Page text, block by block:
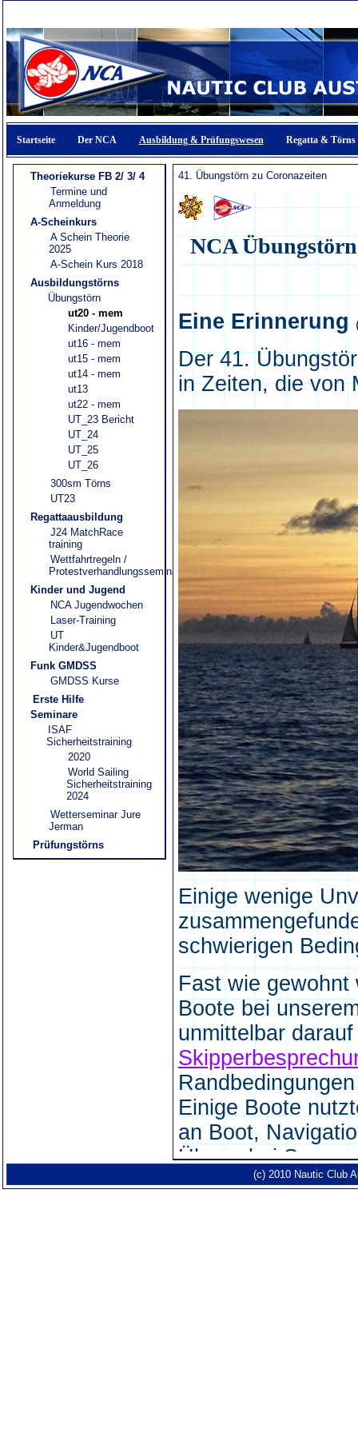
Startseite Der NCA Ausbildung & Prüfungswesen Regatta & Törns
Theoriekurse FB 2/ 3/ 4
Termine und
Anmeldung
A-Scheinkurs
A Schein Theorie
2025
A-Schein Kurs 2018
Ausbildungstörns
Übungstörn
ut20 - mem
Kinder/Jugendboot
ut16 - mem
ut15 - mem
ut14 - mem
ut13
ut22 - mem
UT_23 Bericht
UT_24
UT_25
UT_26
300sm Törns
UT23
Regattaausbildung
J24 MatchRace
training
Wettfahrtregeln /
Protestverhandlungsseminar
Kinder und Jugend
NCA Jugendwochen
Laser-Training
UT
Kinder&Jugendboot
Funk GMDSS
GMDSS Kurse
Erste Hilfe
Seminare
ISAF
Sicherheitstraining
2020
World Sailing
Sicherheitstraining
2024
Wetterseminar Jure
Jerman
Prüfungstörns
41. Übungstörn zu Coronazeiten
(c) 2010 Nautic Club